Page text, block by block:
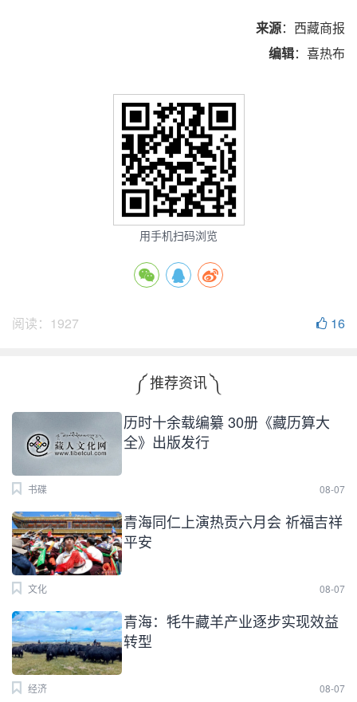
来源：西藏商报
编辑：喜热布
用手机扫码浏览
阅读： 1927 16
༼ 推荐资讯 ༽
历时十余载编纂 30册《藏历算大
全》出版发行
08-07
书碟
青海同仁上演热贡六月会 祈福吉祥
平安
08-07
文化
青海：牦牛藏羊产业逐步实现效益
转型
08-07
经济